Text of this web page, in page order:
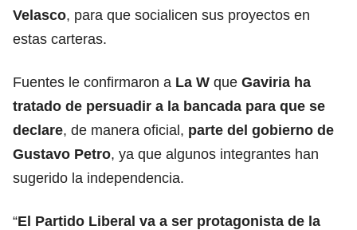
Velasco, para que socialicen sus proyectos en
estas carteras.
Fuentes le confirmaron a La W que Gaviria ha
tratado de persuadir a la bancada para que se
declare, de manera oficial, parte del gobierno de
Gustavo Petro, ya que algunos integrantes han
sugerido la independencia.
“El Partido Liberal va a ser protagonista de la